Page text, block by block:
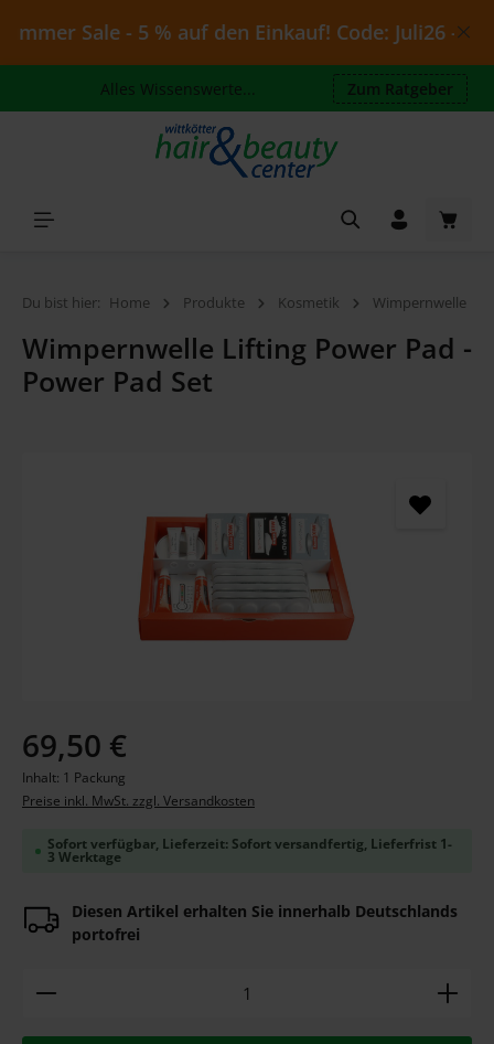
Zum Hauptinhalt springen
Sale - 5 % auf den Einkauf! Code: Juli26 -
Alles Wissenswerte... Zum Ratgeber
Du bist hier: Home Produkte Kosmetik Wimpernwelle
Wimpernwelle Lifting Power Pad -
Power Pad Set
Regulärer Preis:
69,50 €
Inhalt: 1 Packung
Preise inkl. MwSt. zzgl. Versandkosten
Sofort verfügbar, Lieferzeit: Sofort versandfertig, Lieferfrist 1-
3 Werktage
Diesen Artikel erhalten Sie innerhalb Deutschlands
portofrei
Produkt Anzahl: Gib den gewünschten Wert ein